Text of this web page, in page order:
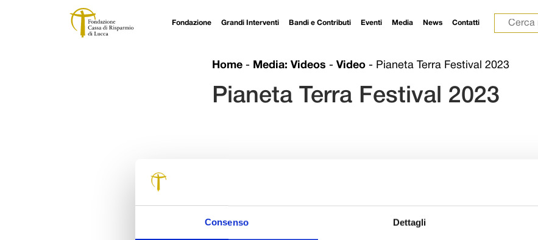
Consenso Dettagli
Navigazione principale
Fondazione Grandi Interventi Bandi e Contributi Eventi Media News Contatti
Home - Media: Videos - Video - Pianeta Terra Festival 2023
Pianeta Terra Festival 2023